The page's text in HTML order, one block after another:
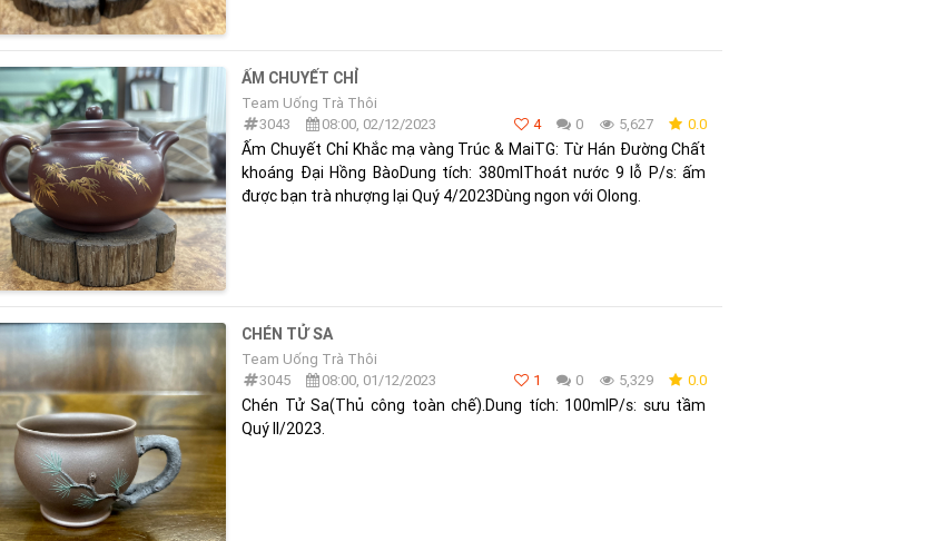
ẤM CHUYẾT CHỈ
Team Uống Trà Thôi
3043
08:00, 02/12/2023 4 0 5,627 0.0
Ấm Chuyết Chỉ Khắc mạ vàng Trúc & MaiTG: Từ Hán Đường Chất
khoáng Đại Hồng BàoDung tích: 380mlThoát nước 9 lỗ P/s: ấm
được bạn trà nhượng lại Quý 4/2023Dùng ngon với Olong.
CHÉN TỬ SA
Team Uống Trà Thôi
3045
08:00, 01/12/2023 1 0 5,329 0.0
Chén Tử Sa(Thủ công toàn chế).Dung tích: 100mlP/s: sưu tầm
Quý II/2023.